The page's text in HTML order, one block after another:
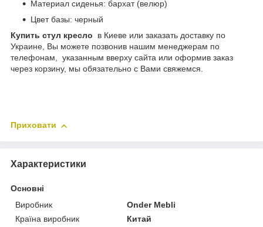
Материал сиденья: бархат (велюр)
Цвет базы: черный
Купить стул кресло в Киеве или заказать доставку по
Украине, Вы можете позвонив нашим менеджерам по
телефонам, указанным вверху сайта или оформив заказ
через корзину, мы обязательно с Вами свяжемся.
Приховати
Характеристики
Основні
Виробник
Onder Mebli
Країна виробник
Китай